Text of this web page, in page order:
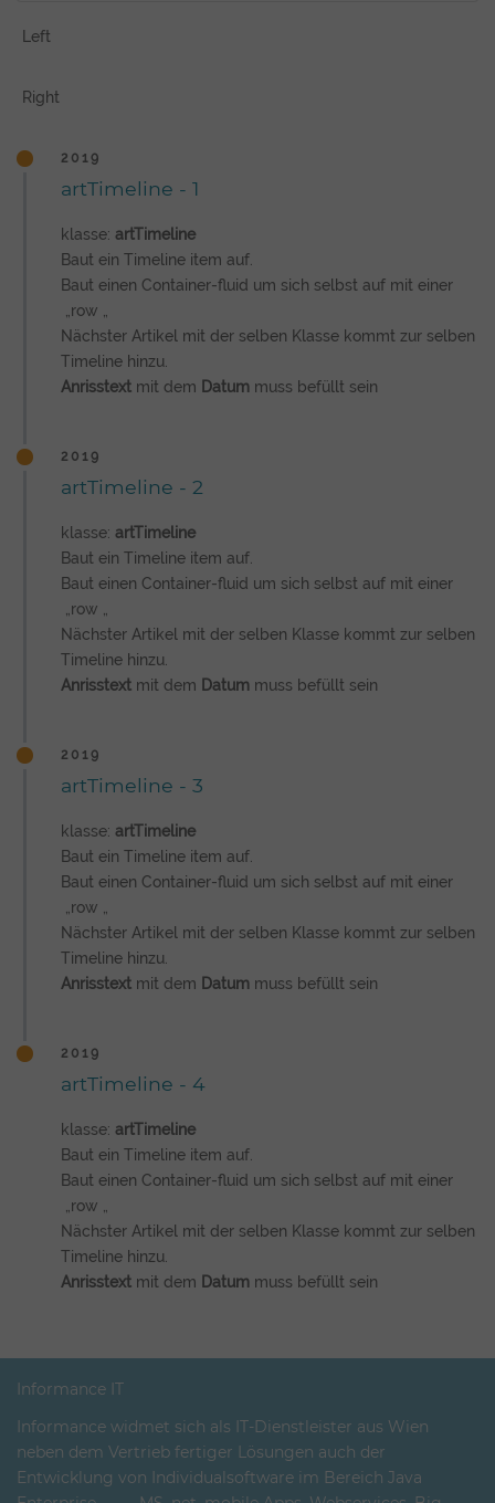
Left
Right
2019
artTimeline - 1
klasse: artTimeline
Baut ein Timeline item auf.
Baut einen Container-fluid um sich selbst auf mit einer
„row „
Nächster Artikel mit der selben Klasse kommt zur selben
Timeline hinzu.
​Anrisstext mit dem Datum muss befüllt sein
2019
artTimeline - 2
klasse: artTimeline
Baut ein Timeline item auf.
Baut einen Container-fluid um sich selbst auf mit einer
„row „
Nächster Artikel mit der selben Klasse kommt zur selben
Timeline hinzu.
​Anrisstext mit dem Datum muss befüllt sein
2019
artTimeline - 3
klasse: artTimeline
Baut ein Timeline item auf.
Baut einen Container-fluid um sich selbst auf mit einer
„row „
Nächster Artikel mit der selben Klasse kommt zur selben
Timeline hinzu.
​Anrisstext mit dem Datum muss befüllt sein
2019
artTimeline - 4
klasse: artTimeline
Baut ein Timeline item auf.
Baut einen Container-fluid um sich selbst auf mit einer
„row „
Nächster Artikel mit der selben Klasse kommt zur selben
Timeline hinzu.
Anrisstext mit dem Datum muss befüllt sein
Informance IT
Informance widmet sich als IT-Dienstleister aus Wien
neben dem Vertrieb fertiger Lösungen auch der
Entwicklung von Individualsoftware im Bereich Java